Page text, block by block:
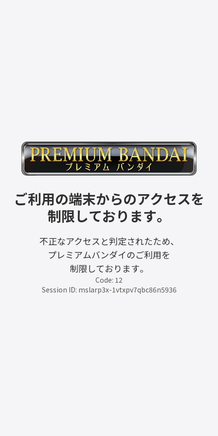
ご利用の端末からのアクセスを
制限しております。
不正なアクセスと判定されたため、
プレミアムバンダイのご利用を
制限しております。
Code: 12
Session ID: mslarp3x-1vtxpv7qbc86n5936